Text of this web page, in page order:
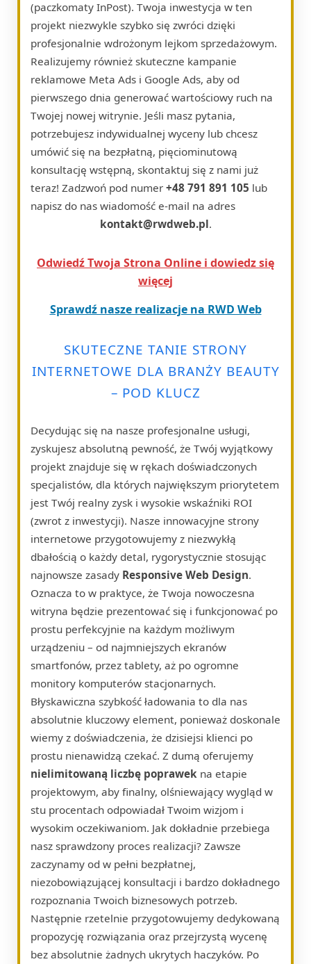
(paczkomaty InPost). Twoja inwestycja w ten
projekt niezwykle szybko się zwróci dzięki
profesjonalnie wdrożonym lejkom sprzedażowym.
Realizujemy również skuteczne kampanie
reklamowe Meta Ads i Google Ads, aby od
pierwszego dnia generować wartościowy ruch na
Twojej nowej witrynie. Jeśli masz pytania,
potrzebujesz indywidualnej wyceny lub chcesz
umówić się na bezpłatną, pięciominutową
konsultację wstępną, skontaktuj się z nami już
teraz! Zadzwoń pod numer +48 791 891 105 lub
napisz do nas wiadomość e-mail na adres
kontakt@rwdweb.pl.
Odwiedź Twoja Strona Online i dowiedz się
więcej
Sprawdź nasze realizacje na RWD Web
SKUTECZNE TANIE STRONY
INTERNETOWE DLA BRANŻY BEAUTY
– POD KLUCZ
Decydując się na nasze profesjonalne usługi,
zyskujesz absolutną pewność, że Twój wyjątkowy
projekt znajduje się w rękach doświadczonych
specjalistów, dla których największym priorytetem
jest Twój realny zysk i wysokie wskaźniki ROI
(zwrot z inwestycji). Nasze innowacyjne strony
internetowe przygotowujemy z niezwykłą
dbałością o każdy detal, rygorystycznie stosując
najnowsze zasady Responsive Web Design.
Oznacza to w praktyce, że Twoja nowoczesna
witryna będzie prezentować się i funkcjonować po
prostu perfekcyjnie na każdym możliwym
urządzeniu – od najmniejszych ekranów
smartfonów, przez tablety, aż po ogromne
monitory komputerów stacjonarnych.
Błyskawiczna szybkość ładowania to dla nas
absolutnie kluczowy element, ponieważ doskonale
wiemy z doświadczenia, że dzisiejsi klienci po
prostu nienawidzą czekać. Z dumą oferujemy
nielimitowaną liczbę poprawek na etapie
projektowym, aby finalny, olśniewający wygląd w
stu procentach odpowiadał Twoim wizjom i
wysokim oczekiwaniom. Jak dokładnie przebiega
nasz sprawdzony proces realizacji? Zawsze
zaczynamy od w pełni bezpłatnej,
niezobowiązującej konsultacji i bardzo dokładnego
rozpoznania Twoich biznesowych potrzeb.
Następnie rzetelnie przygotowujemy dedykowaną
propozycję rozwiązania oraz przejrzystą wycenę
bez absolutnie żadnych ukrytych haczyków. Po